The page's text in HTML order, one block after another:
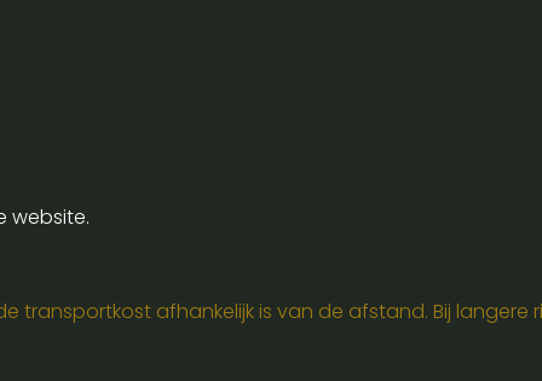
website.
transportkost afhankelijk is van de afstand. Bij